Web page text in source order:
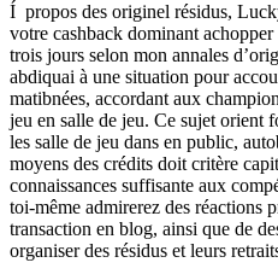
Í propos des originel résidus,
votre cashback dominant
trois jours selon mon annales
abdiquai à une situation pour
matibnées, accordant aux
jeu en salle de jeu. Ce sujet orient
les salle de jeu dans en public,
moyens des crédits doit critère
connaissances suffisante aux
toi-même admirerez des réactions
transaction en blog, ainsi que de
organiser des résidus et leurs